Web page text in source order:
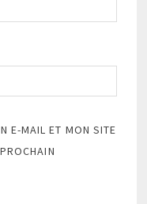
E-MAIL ET MON SITE